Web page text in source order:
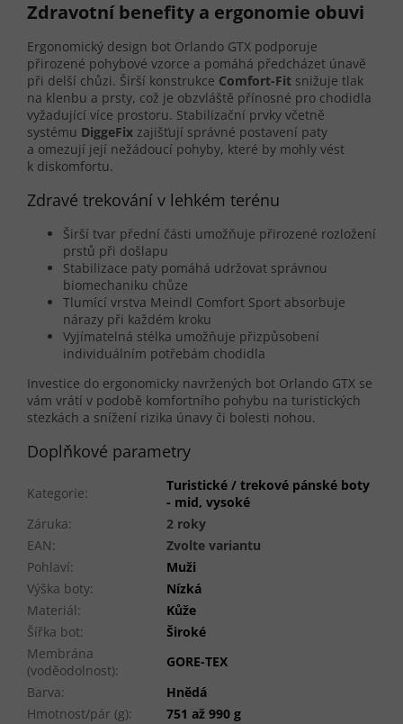
Zdravotní benefity a ergonomie obuvi
Ergonomický design bot Orlando GTX podporuje
přirozené pohybové vzorce a pomáhá předcházet únavě
při delší chůzi. Širší konstrukce Comfort-Fit snižuje tlak
na klenbu a prsty, což je obzvláště přínosné pro chodidla
vyžadující více prostoru. Stabilizační prvky včetně
systému DiggeFix zajišťují správné postavení paty
a omezují její nežádoucí pohyby, které by mohly vést
k diskomfortu.
Zdravé trekování v lehkém terénu
Širší tvar přední části umožňuje přirozené rozložení
prstů při došlapu
Stabilizace paty pomáhá udržovat správnou
biomechaniku chůze
Tlumící vrstva Meindl Comfort Sport absorbuje
nárazy při každém kroku
Vyjímatelná stélka umožňuje přizpůsobení
individuálním potřebám chodidla
Investice do ergonomicky navržených bot Orlando GTX se
vám vrátí v podobě komfortního pohybu na turistických
stezkách a snížení rizika únavy či bolesti nohou.
Doplňkové parametry
Kategorie:
Turistické / trekové pánské boty
- mid, vysoké
Záruka:
2 roky
EAN:
Zvolte variantu
Pohlaví:
Muži
Výška boty:
Nízká
Materiál:
Kůže
Šířka bot:
Široké
Membrána
(voděodolnost):
GORE-TEX
Barva:
Hnědá
Hmotnost/pár (g):
751 až 990 g